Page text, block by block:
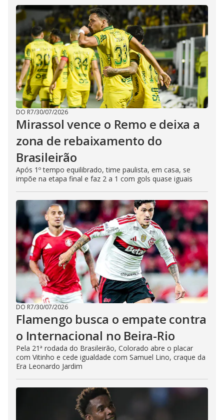
DO R7/30/07/2026
Mirassol vence o Remo e deixa a
zona de rebaixamento do
Brasileirão
Após 1º tempo equilibrado, time paulista, em casa, se
impõe na etapa final e faz 2 a 1 com gols quase iguais
DO R7/30/07/2026
Flamengo busca o empate contra
o Internacional no Beira-Rio
Pela 21ª rodada do Brasileirão, Colorado abre o placar
com Vitinho e cede igualdade com Samuel Lino, craque da
Era Leonardo Jardim